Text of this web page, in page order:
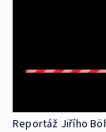
Reportáž Jiřího